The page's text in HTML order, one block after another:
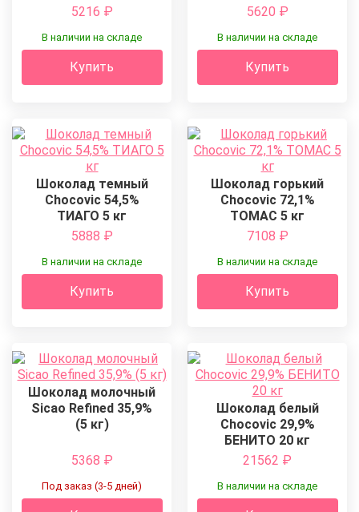
5216 ₽
В наличии на складе
Купить
5620 ₽
В наличии на складе
Купить
Шоколад темный
Chocovic 54,5%
ТИАГО 5 кг
5888 ₽
В наличии на складе
Купить
Шоколад горький
Chocovic 72,1%
ТОМАС 5 кг
7108 ₽
В наличии на складе
Купить
Шоколад молочный
Sicao Refined 35,9%
(5 кг)
5368 ₽
Под заказ (3-5 дней)
Шоколад белый
Chocovic 29,9%
БЕНИТО 20 кг
21562 ₽
В наличии на складе